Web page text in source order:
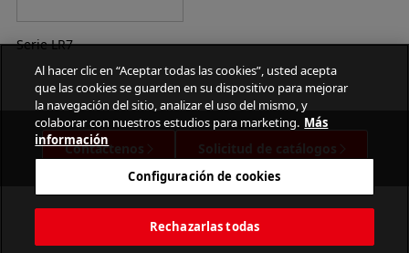
Serie LR7
Contáctenos Solicitud de catálogos
Al hacer clic en “Aceptar todas las cookies”, usted acepta
que las cookies se guarden en su dispositivo para mejorar
la navegación del sitio, analizar el uso del mismo, y
colaborar con nuestros estudios para marketing. Más
información
Configuración de cookies
Rechazarlas todas